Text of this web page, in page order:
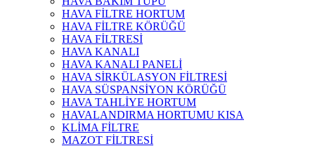
HAVA FİLTRE HORTUM
HAVA FİLTRE KÖRÜĞÜ
HAVA FİLTRESİ
HAVA KANALI
HAVA KANALI PANELİ
HAVA SİRKÜLASYON FİLTRESİ
HAVA SÜSPANSİYON KÖRÜĞÜ
HAVA TAHLİYE HORTUM
HAVALANDIRMA HORTUMU KISA
KLİMA FİLTRE
MAZOT FİLTRESİ